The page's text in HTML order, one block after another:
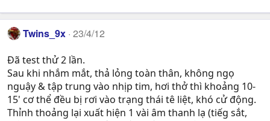
Twins_9x 23/4/12
Đã test thử 2 lần.
Sau khi nhắm mắt, thả lỏng toàn thân, không ngọ
nguậy & tập trung vào nhịp tim, hơi thở thì khoảng 10-
15' cơ thể đều bị rơi vào trạng thái tê liệt, khó cử động.
Thỉnh thoảng lại xuất hiện 1 vài âm thanh lạ (tiếg sắt,